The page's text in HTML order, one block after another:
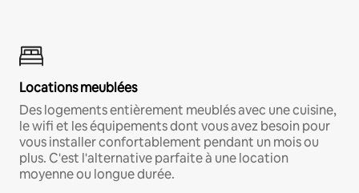
Locations meublées
Des logements entièrement meublés avec une cuisine,
le wifi et les équipements dont vous avez besoin pour
vous installer confortablement pendant un mois ou
plus. C'est l'alternative parfaite à une location
moyenne ou longue durée.